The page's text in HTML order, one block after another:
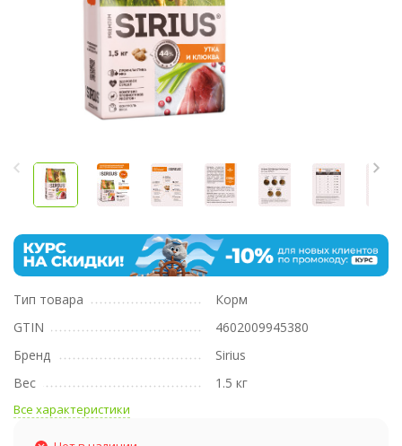
Тип товара
Корм
GTIN
4602009945380
Бренд
Sirius
Вес
1.5 кг
Все характеристики